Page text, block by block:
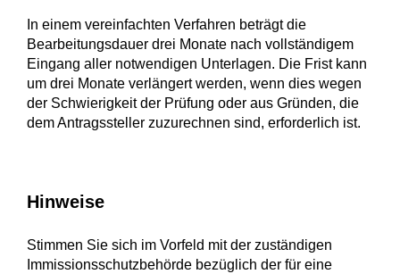
In einem vereinfachten Verfahren beträgt die
Bearbeitungsdauer drei Monate nach vollständigem
Eingang aller notwendigen Unterlagen. Die Frist kann
um drei Monate verlängert werden, wenn dies wegen
der Schwierigkeit der Prüfung oder aus Gründen, die
dem Antragssteller zuzurechnen sind, erforderlich ist.
Hinweise
Stimmen Sie sich im Vorfeld mit der zuständigen
Immissionsschutzbehörde bezüglich der für eine